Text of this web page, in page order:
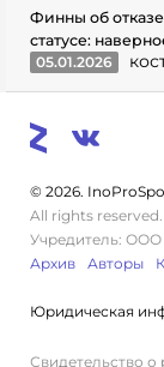
Финны об
статусе:
05.01.2026
© 2026.
All rights reserved.
Учредитель: ООО
Архив
Авторы
Юридическая
Свидетельство